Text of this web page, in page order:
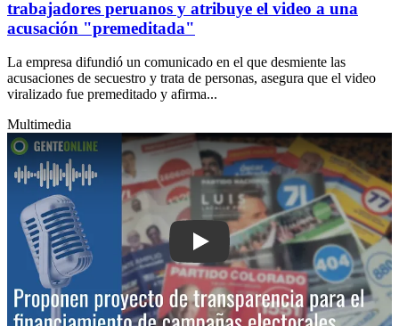
trabajadores peruanos y atribuye el video a una
acusación "premeditada"
La empresa difundió un comunicado en el que desmiente las
acusaciones de secuestro y trata de personas, asegura que el video
viralizado fue premeditado y afirma...
Multimedia
Play: Proponen proyecto de